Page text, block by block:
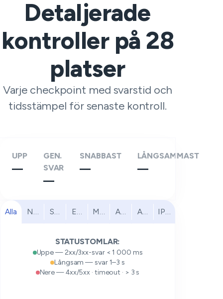
Detaljerade
kontroller på28
platser
Varje checkpoint med svarstid och
tidsstämpel för senaste kontroll.
UPP
—
GEN.
SVAR
—
SNABBAST
—
LÅNGSAMMAST
—
Alla NordamerikaSydamerikaEuropaMellanöstern
Afrika Asien och
IPv6
STATUSTOMLAR:
Uppe — 2xx/3xx-svar < 1 000 ms
Långsam — svar 1–3 s
Nere — 4xx/5xx · timeout · > 3 s